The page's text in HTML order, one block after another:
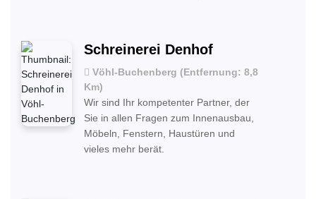
Schreinerei Denhof
Vöhl-Buchenberg (Entfernung: 8,8
Km)
Wir sind Ihr kompetenter Partner, der
Sie in allen Fragen zum Innenausbau,
Möbeln, Fenstern, Haustüren und
vieles mehr berät.